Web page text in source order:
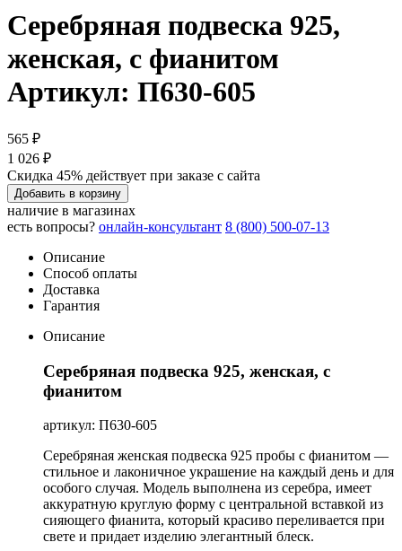
Серебряная подвеска 925,
женская, с фианитом
Артикул: П630-605
565 ₽
1 026 ₽
Скидка 45% действует при заказе с сайта
Добавить в корзину
наличие в магазинах
есть вопросы? онлайн-консультант 8 (800) 500-07-13
Описание
Способ оплаты
Доставка
Гарантия
Описание
Серебряная подвеска 925, женская, с
фианитом
артикул: П630-605
Серебряная женская подвеска 925 пробы с фианитом —
стильное и лаконичное украшение на каждый день и для
особого случая. Модель выполнена из серебра, имеет
аккуратную круглую форму с центральной вставкой из
сияющего фианита, который красиво переливается при
свете и придает изделию элегантный блеск.